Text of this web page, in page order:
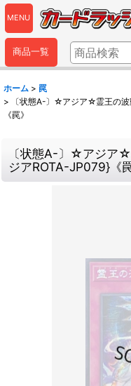
MENU
商品一覧
ホーム > 罠
>
〔状態A-〕☆アジア☆霊王の
《罠》
〔状態A-〕☆アジア
ジアROTA-JP079}《罠